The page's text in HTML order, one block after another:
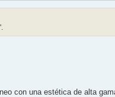
con una estética de alta